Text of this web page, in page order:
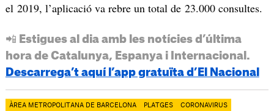
el 2019, l’aplicació va rebre un total de 23.000 consultes.
📲 Estigues al dia amb les notícies d’última
hora de Catalunya, Espanya i Internacional.
Descarrega’t aquí l’app gratuïta d’El Nacional
ÀREA METROPOLITANA DE BARCELONA PLATGES CORONAVIRUS